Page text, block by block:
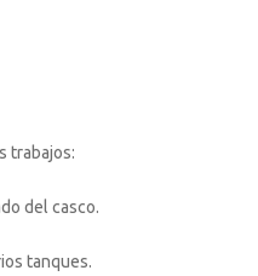
trabajos:
del casco.
tanques.